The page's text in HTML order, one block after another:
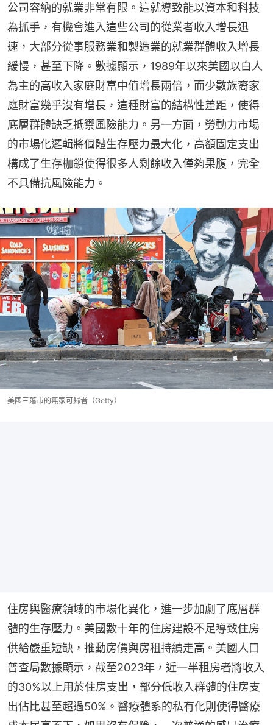
公司容納的就業非常有限。這就導致能以資本和科技
為抓手，有機會進入這些公司的從業者收入增長迅
速，大部分從事服務業和製造業的就業群體收入增長
緩慢，甚至下降。數據顯示，1989年以來美國以白人
為主的高收入家庭財富中值增長兩倍，而少數族裔家
庭財富幾乎沒有增長，這種財富的結構性差距，使得
底層群體缺乏抵禦風險能力。另一方面，勞動力市場
的市場化邏輯將個體生存壓力最大化，高額固定支出
構成了生存枷鎖使得很多人剩餘收入僅夠果腹，完全
不具備抗風險能力。
美國三藩市的無家可歸者（Getty）
住房與醫療領域的市場化異化，進一步加劇了底層群
體的生存壓力。美國數十年的住房建設不足導致住房
供給嚴重短缺，推動房價與房租持續走高。美國人口
普查局數據顯示，截至2023年，近一半租房者將收入
的30%以上用於住房支出，部分低收入群體的住房支
出佔比甚至超過50%。醫療體系的私有化則使得醫療